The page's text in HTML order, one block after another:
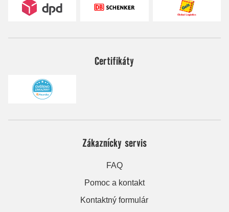
Certifikáty
Zákaznícky servis
FAQ
Pomoc a kontakt
Kontaktný formulár